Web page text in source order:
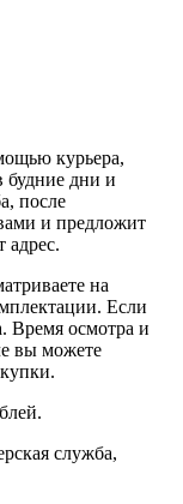
курьера,
будние дни и
после
и предложит
адрес.
на
Если
Время осмотра и
вы можете
служба,